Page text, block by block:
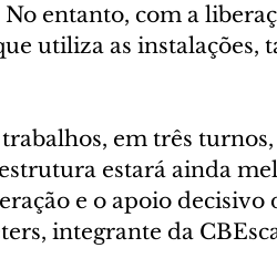
entanto, com a
utiliza as instalações,
em três
estará ainda
e o apoio decisivo
integrante da